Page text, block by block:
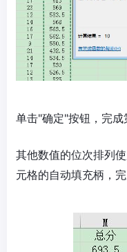
单击"确定"按钮，完成
其他数值的位次排列
元格的自动填充柄，完